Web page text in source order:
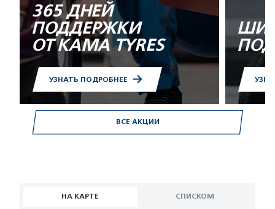
ВСЕ АКЦИИ
365 ДНЕЙ
ПОДДЕРЖКИ
ОТ KAMA TYRES
УЗНАТЬ ПОДРОБНЕЕ
НА КАРТЕ СПИСКОМ